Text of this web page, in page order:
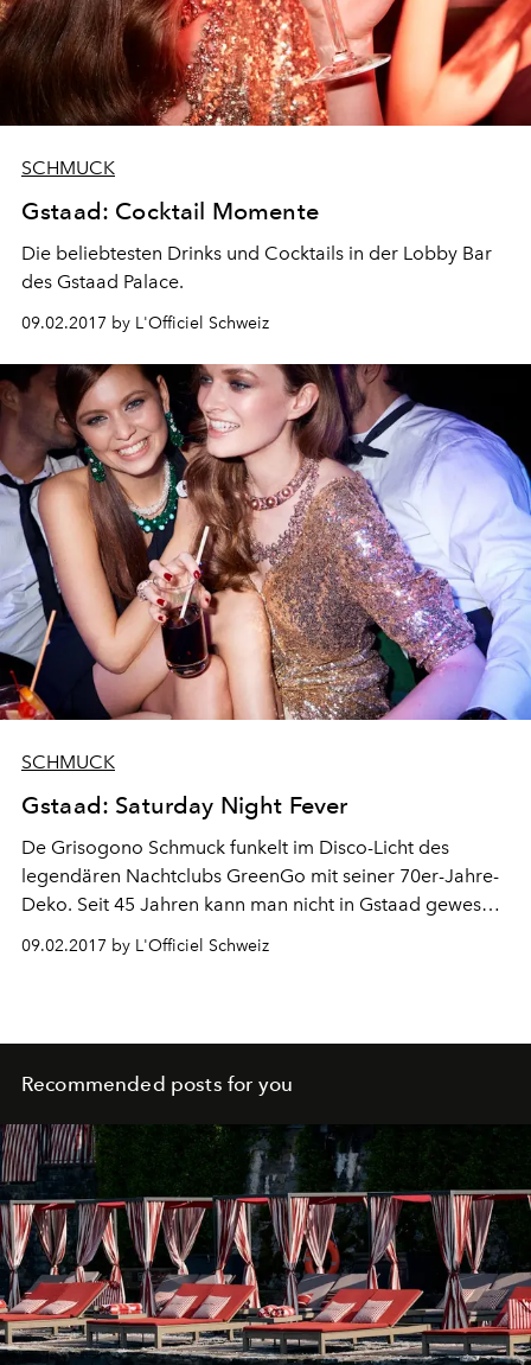
SCHMUCK
Gstaad: Cocktail Momente
Die beliebtesten Drinks und Cocktails in der Lobby Bar
des Gstaad Palace.
09.02.2017 by L'Officiel Schweiz
SCHMUCK
Gstaad: Saturday Night Fever
De Grisogono Schmuck funkelt im Disco-Licht des
legendären Nachtclubs GreenGo mit seiner 70er-Jahre-
Deko. Seit 45 Jahren kann man nicht in Gstaad gewesen
sein, ohne mindestens einmal auf dieser berühmten,
über dem Schwimmbad des Palace Hotels schwebenden
09.02.2017 by L'Officiel Schweiz
Recommended posts for you